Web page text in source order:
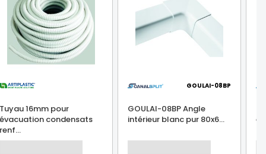
Tuyau 16mm pour
évacuation condensats
renf...
GOULAI-08BP
GOULAI-08BP Angle
intérieur blanc pur 80x6...